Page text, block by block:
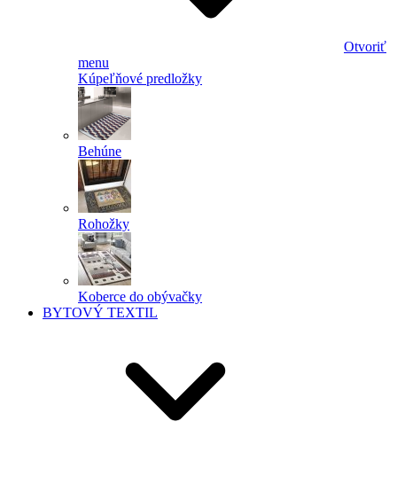
Otvoriť
menu
Kúpeľňové predložky
Behúne
Rohožky
Koberce do obývačky
BYTOVÝ TEXTIL